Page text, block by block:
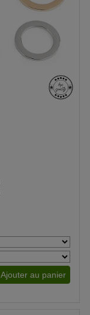
Ajouter au panier